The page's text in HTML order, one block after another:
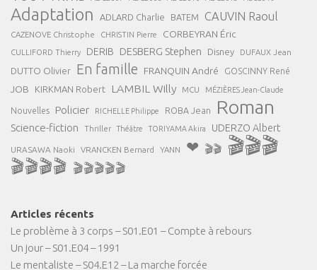
Adaptation ADLARD Charlie BATEM CAUVIN Raoul
CAZENOVE Christophe CHRISTIN Pierre CORBEYRAN Éric
CULLIFORD Thierry DERIB DESBERG Stephen Disney DUFAUX Jean
DUTTO Olivier En famille FRANQUIN André GOSCINNY René
JOB KIRKMAN Robert LAMBIL Willy MCU MÉZIÈRES Jean-Claude
Nouvelles Policier RICHELLE Philippe ROBA Jean Roman
Science-fiction Thriller Théâtre TORIYAMA Akira UDERZO Albert
URASAWA Naoki VRANCKEN Bernard YANN ❤ 🎬🎬 🎬🎬🎬
🎬🎬🎬🎬 🎬🎬🎬🎬🎬
Articles récents
Le problème à 3 corps – S01.E01 – Compte à rebours
Un jour – S01.E04 – 1991
Le mentaliste – S04.E12 – La marche forcée